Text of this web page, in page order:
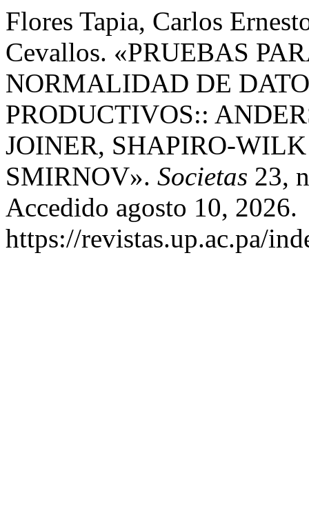
Flores Tapia, Carlos
Cevallos. «PRUEBAS
NORMALIDAD DE
PRODUCTIVOS::
JOINER, SHAPIRO-
SMIRNOV». Societas 23,
Accedido agosto 10, 2026.
https://revistas.up.ac.pa/